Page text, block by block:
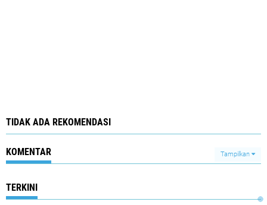
TIDAK ADA REKOMENDASI
KOMENTAR Tampilkan
TERKINI